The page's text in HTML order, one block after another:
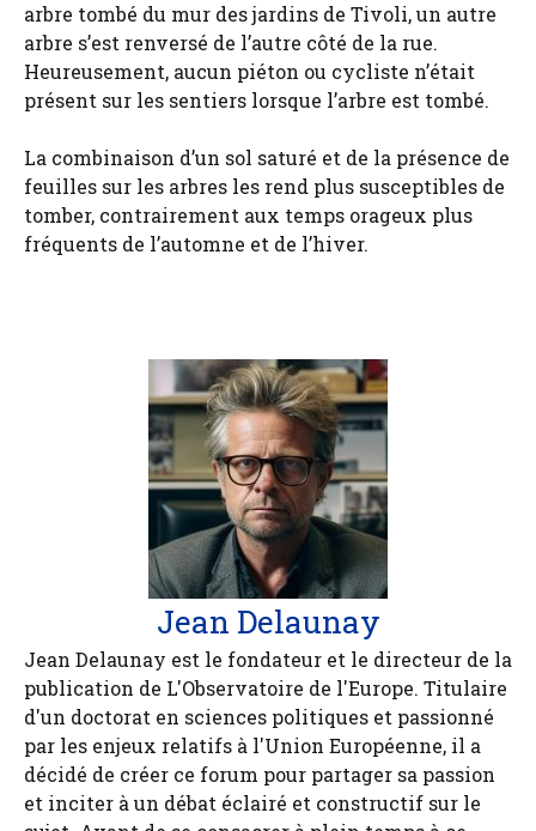
arbre tombé du mur des jardins de Tivoli, un autre
arbre s’est renversé de l’autre côté de la rue.
Heureusement, aucun piéton ou cycliste n’était
présent sur les sentiers lorsque l’arbre est tombé.
La combinaison d’un sol saturé et de la présence de
feuilles sur les arbres les rend plus susceptibles de
tomber, contrairement aux temps orageux plus
fréquents de l’automne et de l’hiver.
Jean Delaunay
Jean Delaunay est le fondateur et le directeur de la
publication de L'Observatoire de l'Europe. Titulaire
d'un doctorat en sciences politiques et passionné
par les enjeux relatifs à l'Union Européenne, il a
décidé de créer ce forum pour partager sa passion
et inciter à un débat éclairé et constructif sur le